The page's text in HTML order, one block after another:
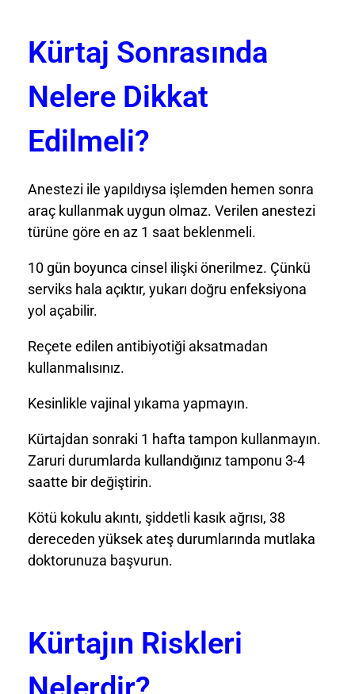
Kürtaj Sonrasında
Nelere Dikkat
Edilmeli?
Anestezi ile yapıldıysa işlemden hemen sonra
araç kullanmak uygun olmaz. Verilen anestezi
türüne göre en az 1 saat beklenmeli.
10 gün boyunca cinsel ilişki önerilmez. Çünkü
serviks hala açıktır, yukarı doğru enfeksiyona
yol açabilir.
Reçete edilen antibiyotiği aksatmadan
kullanmalısınız.
Kesinlikle vajinal yıkama yapmayın.
Kürtajdan sonraki 1 hafta tampon kullanmayın.
Zaruri durumlarda kullandığınız tamponu 3-4
saatte bir değiştirin.
Kötü kokulu akıntı, şiddetli kasık ağrısı, 38
dereceden yüksek ateş durumlarında mutlaka
doktorunuza başvurun.
Kürtajın Riskleri